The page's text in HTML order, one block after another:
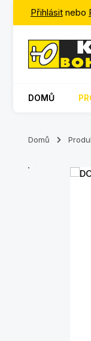
na hlavní obsah
Přeskočit na
Přeskočit na
Přihlásit nebo
DOMŮ
Domů
Přeskočit